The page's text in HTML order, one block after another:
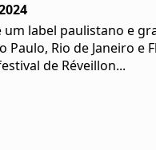
é um label paulistano
Paulo, Rio de Janeiro
de Réveillon...